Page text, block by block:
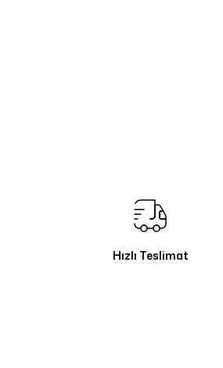
Hızlı Teslimat